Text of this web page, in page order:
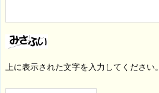
上に表示された文字を入力してください。